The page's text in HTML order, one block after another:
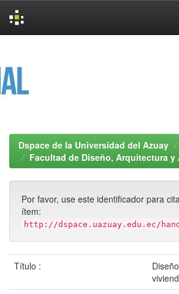
Dspace de la Universidad del Azuay
Facultad de Diseño, Arquitectura y
Por favor, use este identificador para
ítem:
http://dspace.uazuay.edu.ec/
Título :